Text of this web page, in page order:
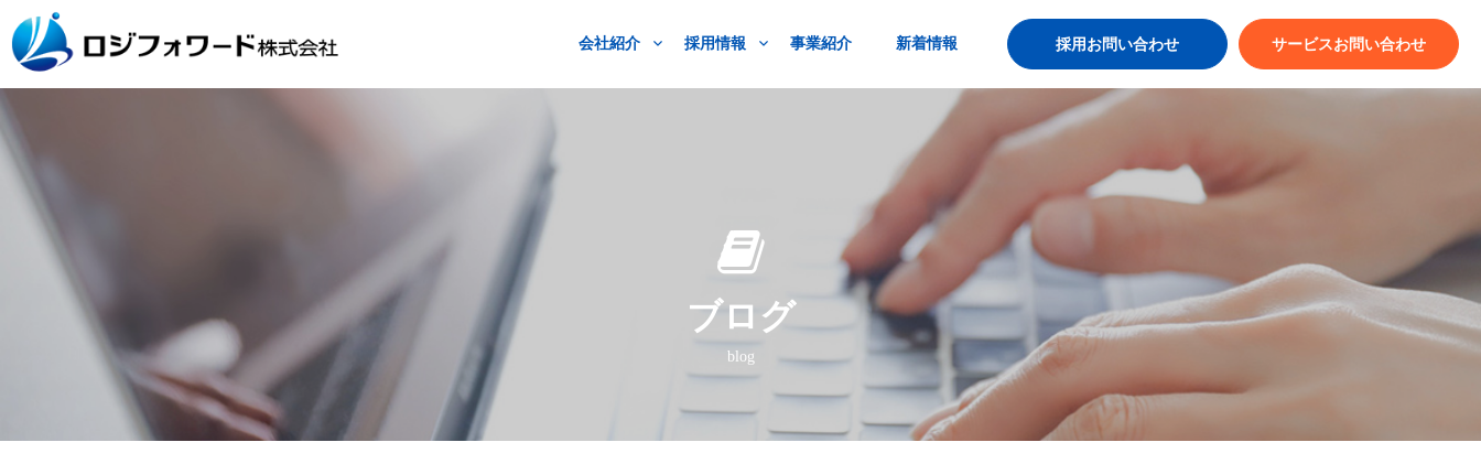
会社紹介 採用情報 事業紹介 新着情報 採用お問い合わせ サービスお問い合わせ
ブログ
blog